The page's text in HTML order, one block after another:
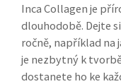
Inca Collagen je
dlouhodobě. Dejte
ročně, například na
je nezbytný k
dostanete ho ke